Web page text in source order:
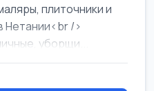
плиточники и
Нетании<br />
уборщи...